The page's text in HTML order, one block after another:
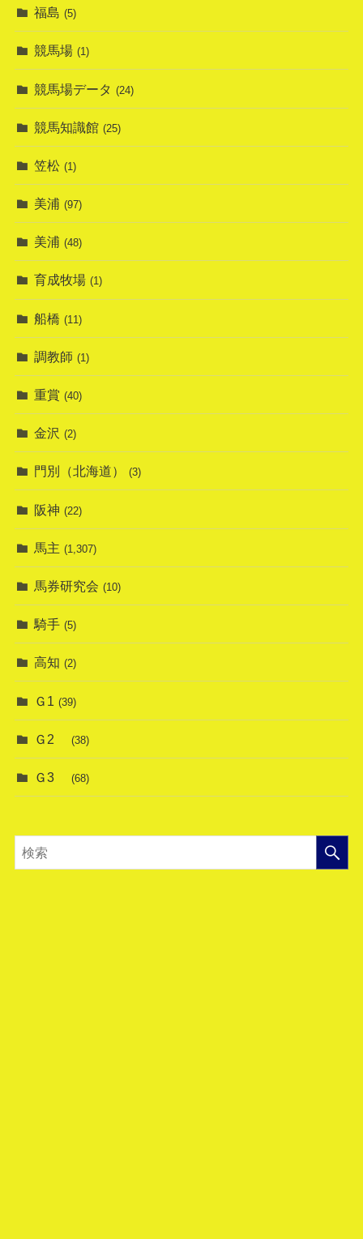
福島 (5)
競馬場 (1)
競馬場データ (24)
競馬知識館 (25)
笠松 (1)
美浦 (97)
美浦 (48)
育成牧場 (1)
船橋 (11)
調教師 (1)
重賞 (40)
金沢 (2)
門別（北海道） (3)
阪神 (22)
馬主 (1,307)
馬券研究会 (10)
騎手 (5)
高知 (2)
Ｇ1 (39)
Ｇ2 (38)
Ｇ3 (68)